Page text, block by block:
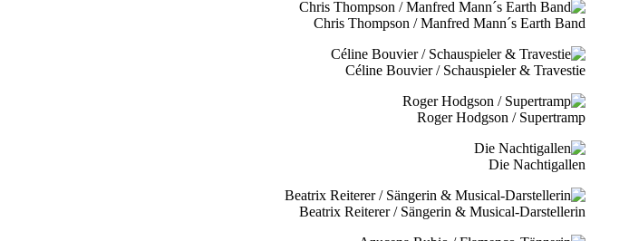
Chris Thompson / Manfred Mann´s Earth Band
Céline Bouvier / Schauspieler & Travestie
Roger Hodgson / Supertramp
Die Nachtigallen
Beatrix Reiterer / Sängerin & Musical-Darstellerin